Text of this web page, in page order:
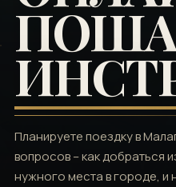
Планируете поездку в
вопросов – как добраться
нужного места в городе, и